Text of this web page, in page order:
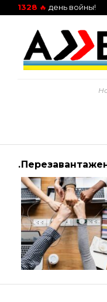
1328 🔥 день войны!
В течение суток в Украине зафиксировано 809 новых случаев заражения коронавирусом | Алиби